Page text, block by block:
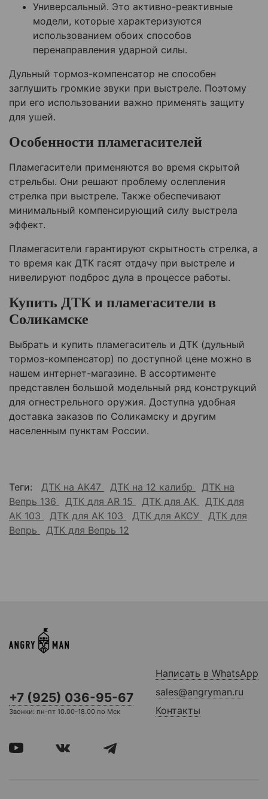
Универсальный. Это активно-реактивные
модели, которые характеризуются
использованием обоих способов
перенаправления ударной силы.
Дульный тормоз-компенсатор не способен
заглушить громкие звуки при выстреле. Поэтому
при его использовании важно применять защиту
для ушей.
Особенности пламегасителей
Пламегасители применяются во время скрытой
стрельбы. Они решают проблему ослепления
стрелка при выстреле. Также обеспечивают
минимальный компенсирующий силу выстрела
эффект.
Пламегасители гарантируют скрытность стрелка, а
то время как ДТК гасят отдачу при выстреле и
нивелируют подброс дула в процессе работы.
Купить ДТК и пламегасители в
Соликамске
Выбрать и купить пламегаситель и ДТК (дульный
тормоз-компенсатор) по доступной цене можно в
нашем интернет-магазине. В ассортименте
представлен большой модельный ряд конструкций
для огнестрельного оружия. Доступна удобная
доставка заказов по Соликамску и другим
населенным пунктам России.
Теги: ДТК на АК47 ДТК на 12 калибр
ДТК на
Вепрь 136
ДТК для AR 15 ДТК для АК
ДТК для
АК 103
ДТК для АК 103 ДТК для АКСУ
ДТК для
Вепрь
ДТК для Вепрь 12
+7 (925) 036-95-67
Звонки: пн-пт 10.00-18.00 по Мск
Написать в WhatsApp
sales@angryman.ru
Контакты